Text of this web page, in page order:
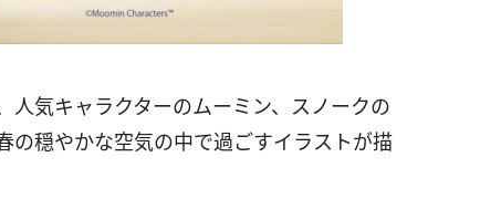
人気キャラクターのムーミン、スノークの
の穏やかな空気の中で過ごすイラストが描